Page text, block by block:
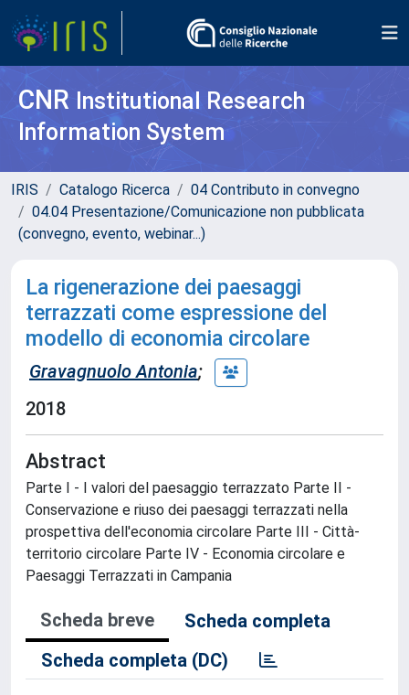
CNR Institutional Research
Information System
IRIS Catalogo Ricerca
04 Contributo in convegno
04.04 Presentazione/Comunicazione non pubblicata
(convegno, evento, webinar...)
La rigenerazione dei paesaggi
terrazzati come espressione del
modello di economia circolare
Gravagnuolo Antonia;
2018
Abstract
Parte I - I valori del paesaggio terrazzato Parte II -
Conservazione e riuso dei paesaggi terrazzati nella
prospettiva dell'economia circolare Parte III - Città-
territorio circolare Parte IV - Economia circolare e
Paesaggi Terrazzati in Campania
Scheda breve
Scheda completa
Scheda completa (DC)